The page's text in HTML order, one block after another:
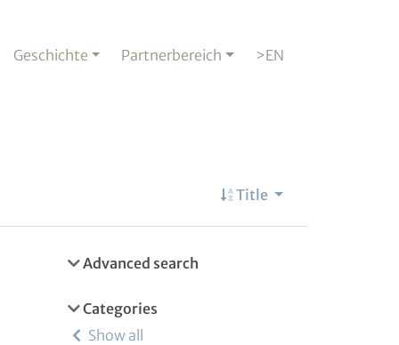
Geschichte Partnerbereich >EN
Title
Advanced search
Categories
Show all